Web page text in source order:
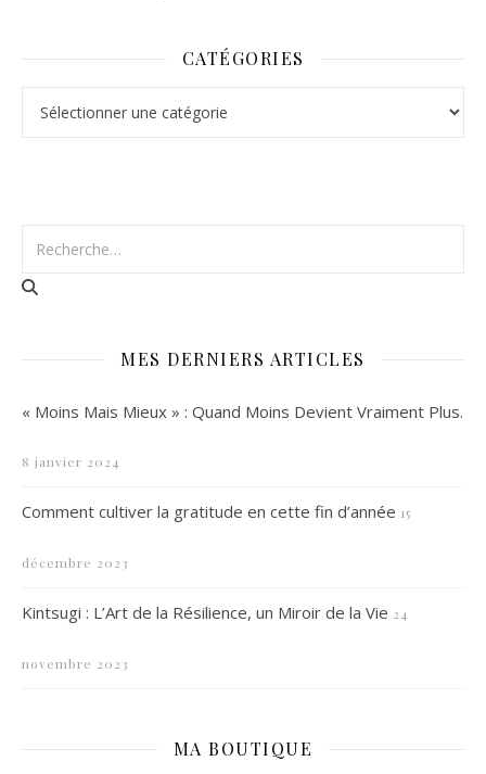
CATÉGORIES
MES DERNIERS ARTICLES
« Moins Mais Mieux » : Quand Moins Devient Vraiment Plus.
8 janvier 2024
Comment cultiver la gratitude en cette fin d’année 15
décembre 2023
Kintsugi : L’Art de la Résilience, un Miroir de la Vie 24
novembre 2023
MA BOUTIQUE